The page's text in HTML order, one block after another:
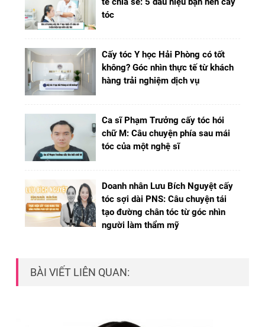
tóc
Cấy tóc Y học Hải Phòng có tốt
không? Góc nhìn thực tế từ khách
hàng trải nghiệm dịch vụ
Ca sĩ Phạm Trưởng cấy tóc hói
chữ M: Câu chuyện phía sau mái
tóc của một nghệ sĩ
Doanh nhân Lưu Bích Nguyệt cấy
tóc sợi dài PNS: Câu chuyện tái
tạo đường chân tóc từ góc nhìn
người làm thẩm mỹ
BÀI VIẾT LIÊN QUAN: